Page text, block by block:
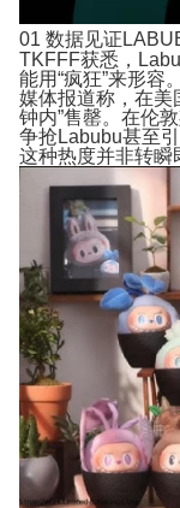
01 数据见证
TKFFF获悉，
能用“疯狂”来形容。
媒体报道称，在美
钟内”售罄。在伦
争抢Labubu甚至
这种热度并非转瞬